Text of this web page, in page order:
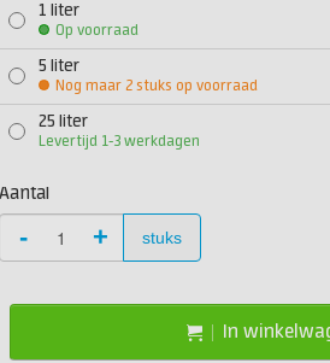
1 liter
Op voorraad
5 liter
Nog maar 2 stuks op voorraad
25 liter
Levertijd 1-3 werkdagen
Aantal
- + stuks
In